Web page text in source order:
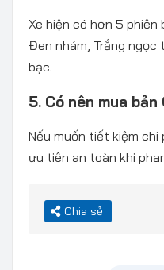
Xe hiện có hơn 5 phiên
Đen nhám, Trắng ngọc
bạc.
5. Có nên mua
Nếu muốn tiết kiệm chi
ưu tiên an toàn khi
Chia sẻ: